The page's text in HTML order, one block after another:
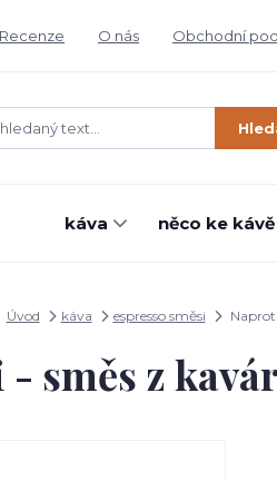
Recenze O nás Obchodní
káva něco ke kávě
Úvod káva espresso směsi
směs z